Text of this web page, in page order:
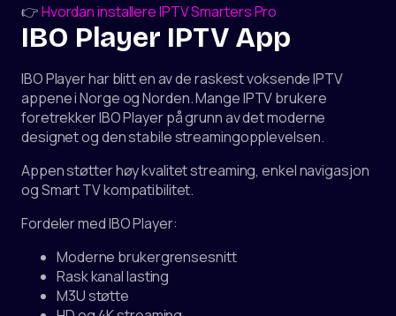
👉Hvordan installere IPTV Smarters Pro
IBO Player IPTV App
IBO Player har blitt en av de raskest voksende IPTV
appene i Norge og Norden. Mange IPTV brukere
foretrekker IBO Player på grunn av det moderne
designet og den stabile streamingopplevelsen.
Appen støtter høy kvalitet streaming, enkel navigasjon
og Smart TV kompatibilitet.
Fordeler med IBO Player:
Moderne brukergrensesnitt
Rask kanal lasting
M3U støtte